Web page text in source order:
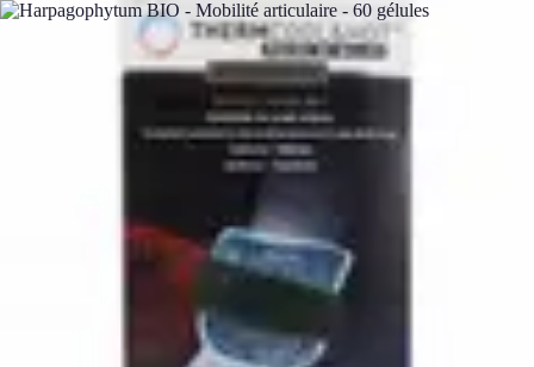
Relaxations Rapides
Techniques de RelaxationConseils PratiquesRoutine
TechnologieRoutines
Relaxations Rapides